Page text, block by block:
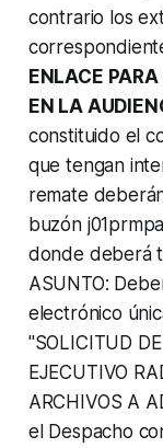
contrario los
ENLACE PARA
EN LA
constituido el
que tengan
remate
buzón
donde deberá
ASUNTO:
electrónico
"SOLICITUD
EJECUTIVO
ARCHIVOS A
el Despacho